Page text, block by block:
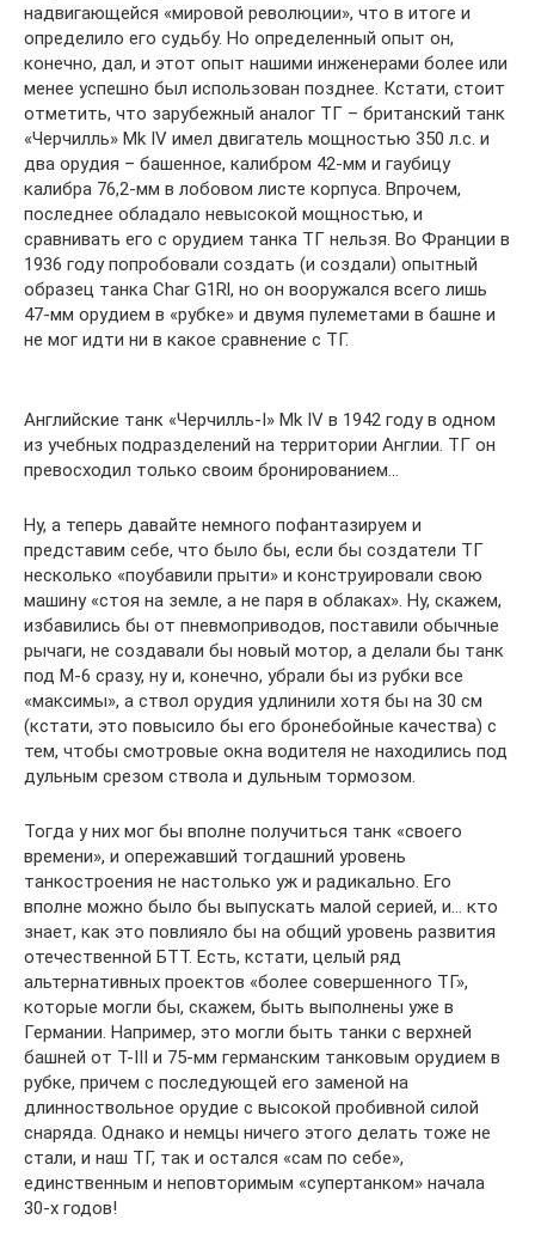
надвигающейся «мировой революции», что в итоге и
определило его судьбу. Но определенный опыт он,
конечно, дал, и этот опыт нашими инженерами более или
менее успешно был использован позднее. Кстати, стоит
отметить, что зарубежный аналог ТГ – британский танк
«Черчилль» Mk IV имел двигатель мощностью 350 л.с. и
два орудия – башенное, калибром 42-мм и гаубицу
калибра 76,2-мм в лобовом листе корпуса. Впрочем,
последнее обладало невысокой мощностью, и
сравнивать его с орудием танка ТГ нельзя. Во Франции в
1936 году попробовали создать (и создали) опытный
образец танка Char G1Rl, но он вооружался всего лишь
47-мм орудием в «рубке» и двумя пулеметами в башне и
не мог идти ни в какое сравнение с ТГ.
Английские танк «Черчилль-I» Mk IV в 1942 году в одном
из учебных подразделений на территории Англии. ТГ он
превосходил только своим бронированием…
Ну, а теперь давайте немного пофантазируем и
представим себе, что было бы, если бы создатели ТГ
несколько «поубавили прыти» и конструировали свою
машину «стоя на земле, а не паря в облаках». Ну, скажем,
избавились бы от пневмоприводов, поставили обычные
рычаги, не создавали бы новый мотор, а делали бы танк
под М-6 сразу, ну и, конечно, убрали бы из рубки все
«максимы», а ствол орудия удлинили хотя бы на 30 см
(кстати, это повысило бы его бронебойные качества) с
тем, чтобы смотровые окна водителя не находились под
дульным срезом ствола и дульным тормозом.
Тогда у них мог бы вполне получиться танк «своего
времени», и опережавший тогдашний уровень
танкостроения не настолько уж и радикально. Его
вполне можно было бы выпускать малой серией, и… кто
знает, как это повлияло бы на общий уровень развития
отечественной БТТ. Есть, кстати, целый ряд
альтернативных проектов «более совершенного ТГ»,
которые могли бы, скажем, быть выполнены уже в
Германии. Например, это могли быть танки с верхней
башней от Т-III и 75-мм германским танковым орудием в
рубке, причем с последующей его заменой на
длинноствольное орудие с высокой пробивной силой
снаряда. Однако и немцы ничего этого делать тоже не
стали, и наш ТГ, так и остался «сам по себе»,
единственным и неповторимым «супертанком» начала
30-х годов!